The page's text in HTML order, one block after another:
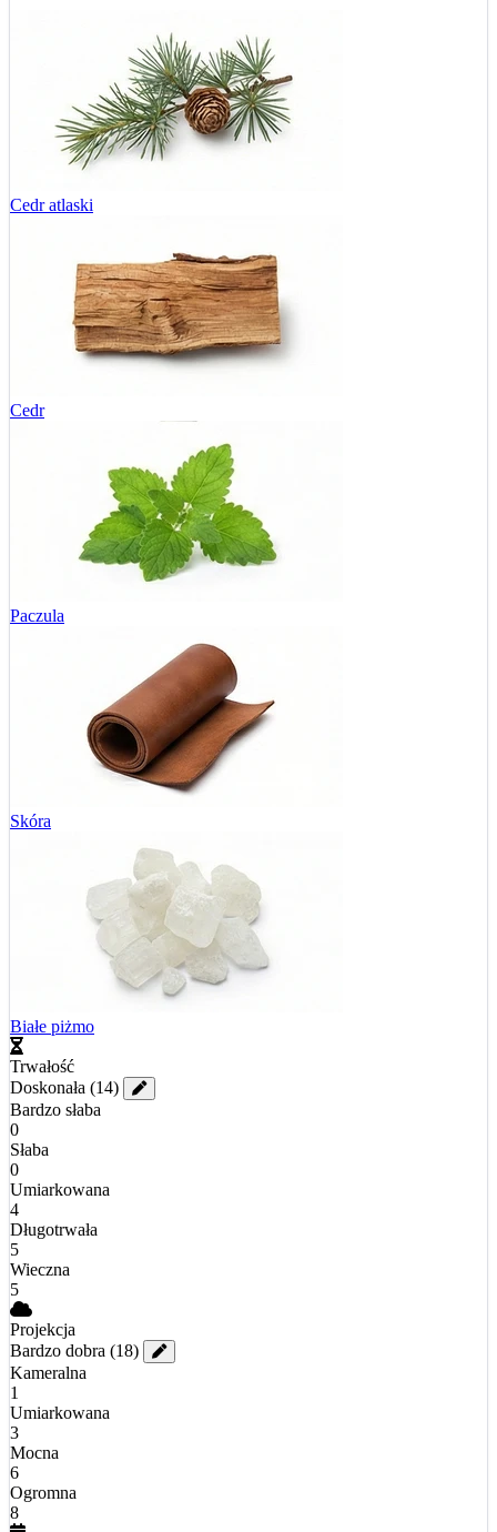
Cedr atlaski
Cedr
Paczula
Skóra
Białe piżmo
Trwałość
Doskonała (14)
Bardzo słaba
0
Słaba
0
Umiarkowana
4
Długotrwała
5
Wieczna
5
Projekcja
Bardzo dobra (18)
Kameralna
1
Umiarkowana
3
Mocna
6
Ogromna
8